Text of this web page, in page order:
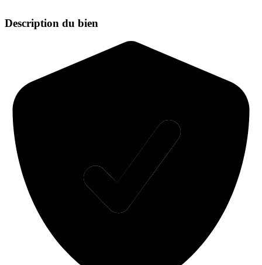
Description du bien